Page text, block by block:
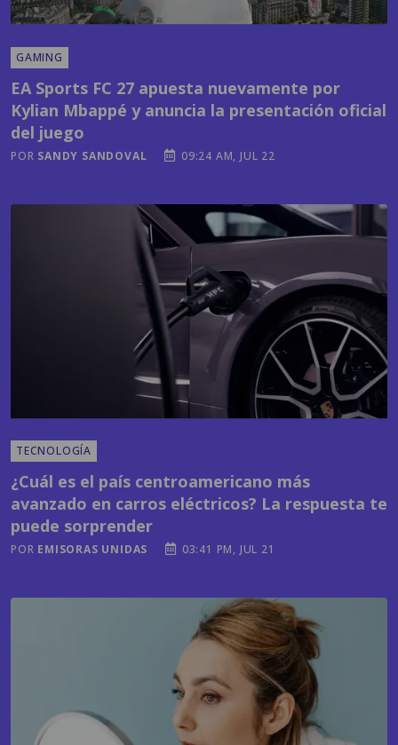
GAMING
EA Sports FC 27 apuesta nuevamente por
Kylian Mbappé y anuncia la presentación oficial
del juego
POR SANDY SANDOVAL 09:24 AM, JUL 22
TECNOLOGÍA
¿Cuál es el país centroamericano más
avanzado en carros eléctricos? La respuesta te
puede sorprender
POR EMISORAS UNIDAS 03:41 PM, JUL 21